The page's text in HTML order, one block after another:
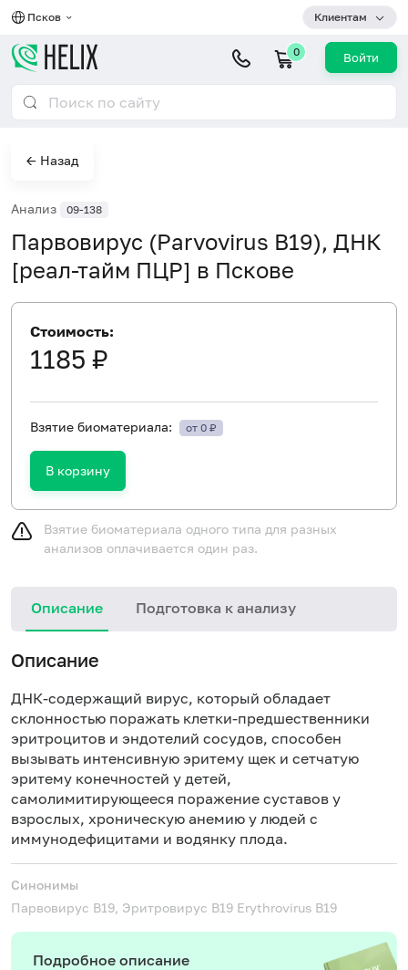
Псков Клиентам
0 Войти
← Назад
Анализ 09-138
Парвовирус (Parvovirus B19), ДНК
[реал-тайм ПЦР] в Пскове
Стоимость:
1185 ₽
Взятие биоматериала: от 0 ₽
В корзину
Взятие биоматериала одного типа для разных
анализов оплачивается один раз.
Описание Подготовка к анализу
Описание
ДНК-содержащий вирус, который обладает
склонностью поражать клетки-предшественники
эритроцитов и эндотелий сосудов, способен
вызывать интенсивную эритему щек и сетчатую
эритему конечностей у детей,
самолимитирующееся поражение суставов у
взрослых, хроническую анемию у людей с
иммунодефицитами и водянку плода.
Синонимы
Парвовирус B19, Эритровирус B19 Erythrovirus B19
Подробное описание